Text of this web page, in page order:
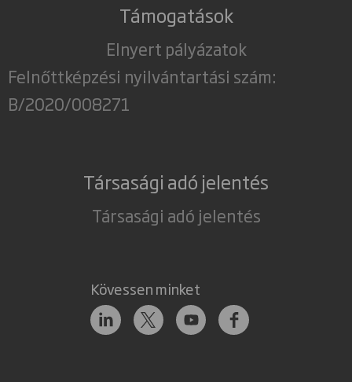
Támogatások
Elnyert pályázatok
Felnőttképzési nyilvántartási szám:
B/2020/008271
Társasági adó jelentés
Társasági adó jelentés
Kövessen minket